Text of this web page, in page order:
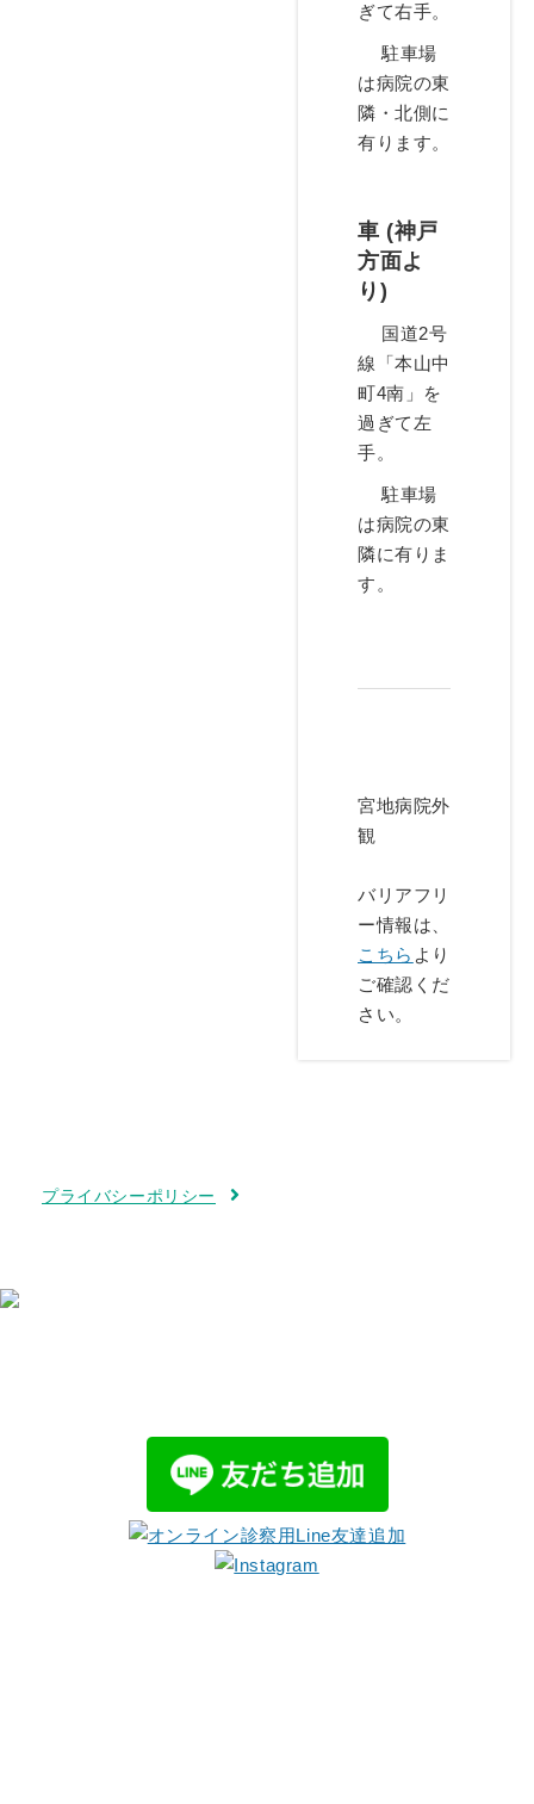
ぎて右手。
駐車場
は病院の東
隣・北側に
有ります。
車 (神戸
方面よ
り)
国道2号
線「本山中
町4南」を
過ぎて左
手。
駐車場
は病院の東
隣に有りま
す。
宮地病院外
観
バリアフリ
ー情報は、
こちら より
ご確認くだ
さい。
プライバシーポリシー